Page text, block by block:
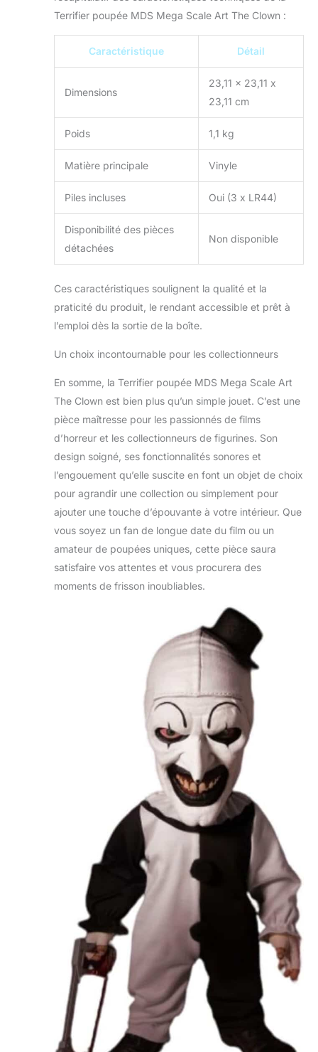
Terrifier poupée MDS Mega Scale Art The Clown :
Caractéristique Détail
Dimensions
23,11 x 23,11 x
23,11 cm
Poids 1,1 kg
Matière principale Vinyle
Piles incluses Oui (3 x LR44)
Disponibilité des pièces
détachées
Non disponible
Ces caractéristiques soulignent la qualité et la
praticité du produit, le rendant accessible et prêt à
l’emploi dès la sortie de la boîte.
Un choix incontournable pour les collectionneurs
En somme, la Terrifier poupée MDS Mega Scale Art
The Clown est bien plus qu’un simple jouet. C’est une
pièce maîtresse pour les passionnés de films
d’horreur et les collectionneurs de figurines. Son
design soigné, ses fonctionnalités sonores et
l’engouement qu’elle suscite en font un objet de choix
pour agrandir une collection ou simplement pour
ajouter une touche d’épouvante à votre intérieur. Que
vous soyez un fan de longue date du film ou un
amateur de poupées uniques, cette pièce saura
satisfaire vos attentes et vous procurera des
moments de frisson inoubliables.